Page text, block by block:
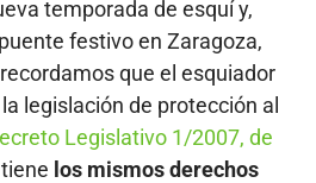
temporada de esquí y,
festivo en Zaragoza,
que el esquiador
legislación de protección al
Legislativo 1/2007, de
los mismos derechos